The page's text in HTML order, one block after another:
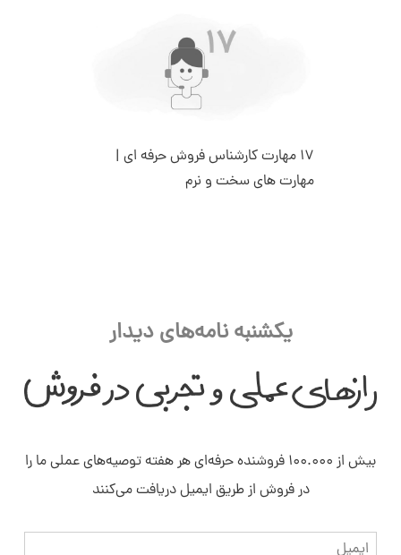
۱۷ مهارت کارشناس فروش حرفه ای |
مهارت های سخت و نرم
یکشنبه نامه‌های دیدار
بیش از ۱۰۰.۰۰۰ فروشنده حرفه‌ای هر هفته توصیه‌های عملی ما را
در فروش از طریق ایمیل دریافت می‌کنند
ایمیل